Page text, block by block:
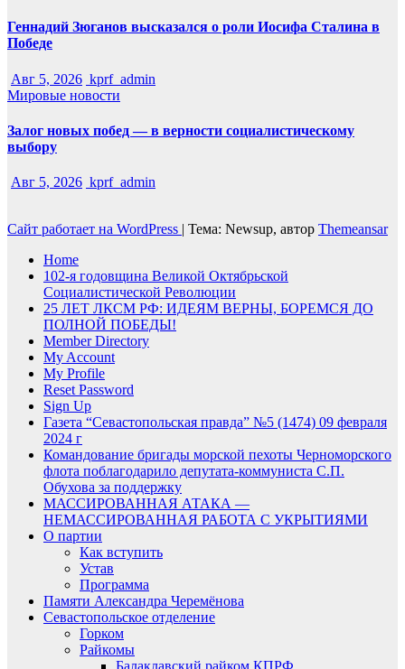
Геннадий Зюганов высказался о роли Иосифа Сталина в
Победе
Авг 5, 2026 kprf_admin
Мировые новости
Залог новых побед — в верности социалистическому
выбору
Авг 5, 2026 kprf_admin
Сайт работает на WordPress | Тема: Newsup, автор Themeansar
Home
102-я годовщина Великой Октябрьской
Социалистической Революции
25 ЛЕТ ЛКСМ РФ: ИДЕЯМ ВЕРНЫ, БОРЕМСЯ ДО
ПОЛНОЙ ПОБЕДЫ!
Member Directory
My Account
My Profile
Reset Password
Sign Up
Газета “Севастопольская правда” №5 (1474) 09 февраля
2024 г
Командование бригады морской пехоты Черноморского
флота поблагодарило депутата-коммуниста С.П.
Обухова за поддержку
МАССИРОВАННАЯ АТАКА —
НЕМАССИРОВАННАЯ РАБОТА С УКРЫТИЯМИ
О партии
Как вступить
Устав
Программа
Памяти Александра Черемёнова
Севастопольское отделение
Горком
Райкомы
Балаклавский райком КПРФ